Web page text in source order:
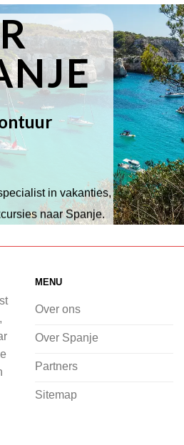
in vakanties,
naar Spanje.
scala aan
op het strand,
of avontuur zoekt
de voorpret al
instapt, door
over dit zonnige
MENU
Over ons
Over Spanje
Partners
Sitemap